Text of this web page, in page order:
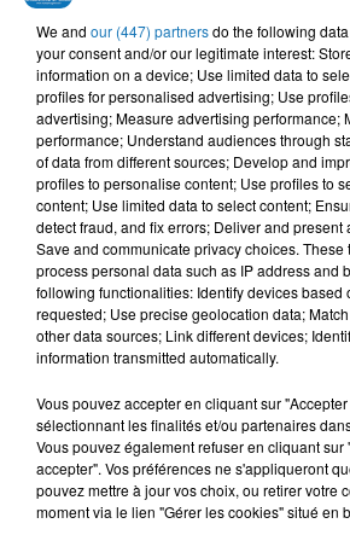
FARID KALAMITY,
MOOSIVE
Ya Galbi Barkek
MOHA K
Salamalek
L'HOROSCOPE
Bélier Taureau
We and our (447) partnersdo the following
your consent and/or our legitimate interest:
information on a device; Use limited data to
profiles for personalised advertising; Use
advertising; Measure advertising performance;
performance; Understand audiences through
of data from different sources; Develop and
profiles to personalise content; Use profiles to
content; Use limited data to select content;
detect fraud, and fix errors; Deliver and
Save and communicate privacy choices.
process personal data such as IP address and
following functionalities: Identify devices based
requested; Use precise geolocation data;
other data sources; Link different devices;
information transmitted automatically.
Vous pouvez accepter en cliquant sur
sélectionnant les finalités et/ou partenaires
Vous pouvez également refuser en cliquant sur
accepter". Vos préférences ne s'appliqueront
pouvez mettre à jour vos choix, ou retirer votre
moment via le lien "Gérer les cookies" situé en